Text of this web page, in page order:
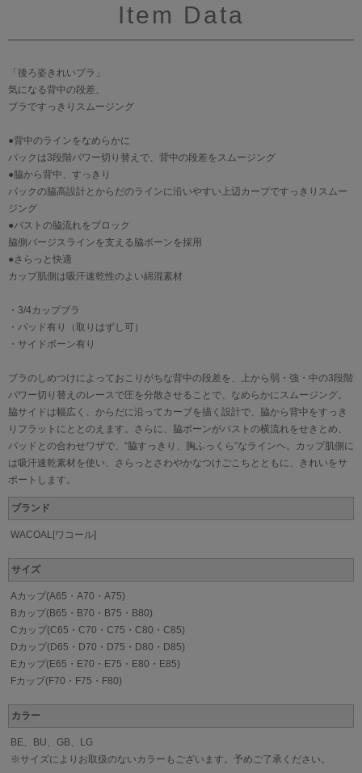
Item Data
「後ろ姿きれいブラ」
気になる背中の段差、
ブラですっきりスムージング
●背中のラインをなめらかに
バックは3段階パワー切り替えで、背中の段差をスムージング
●脇から背中、すっきり
バックの脇高設計とからだのラインに沿いやすい上辺カーブですっきりスムー
ジング
●バストの脇流れをブロック
脇側バージスラインを支える脇ボーンを採用
●さらっと快適
カップ肌側は吸汗速乾性のよい綿混素材
・3/4カップブラ
・パッド有り（取りはずし可）
・サイドボーン有り
ブラのしめつけによっておこりがちな背中の段差を、上から弱・強・中の3段階
パワー切り替えのレースで圧を分散させることで、なめらかにスムージング。
脇サイドは幅広く、からだに沿ってカーブを描く設計で、脇から背中をすっき
りフラットにととのえます。さらに、脇ボーンがバストの横流れをせきとめ、
パッドとの合わせワザで、“脇すっきり、胸ふっくら”なラインヘ。カップ肌側に
は吸汗速乾素材を使い、さらっとさわやかなつけごこちとともに、きれいをサ
ポートします。
ブランド
WACOAL[ワコール]
サイズ
Aカップ(A65・A70・A75)
Bカップ(B65・B70・B75・B80)
Cカップ(C65・C70・C75・C80・C85)
Dカップ(D65・D70・D75・D80・D85)
Eカップ(E65・E70・E75・E80・E85)
Fカップ(F70・F75・F80)
カラー
BE、BU、GB、LG
※サイズによりお取扱のないカラーもございます。予めご了承ください。